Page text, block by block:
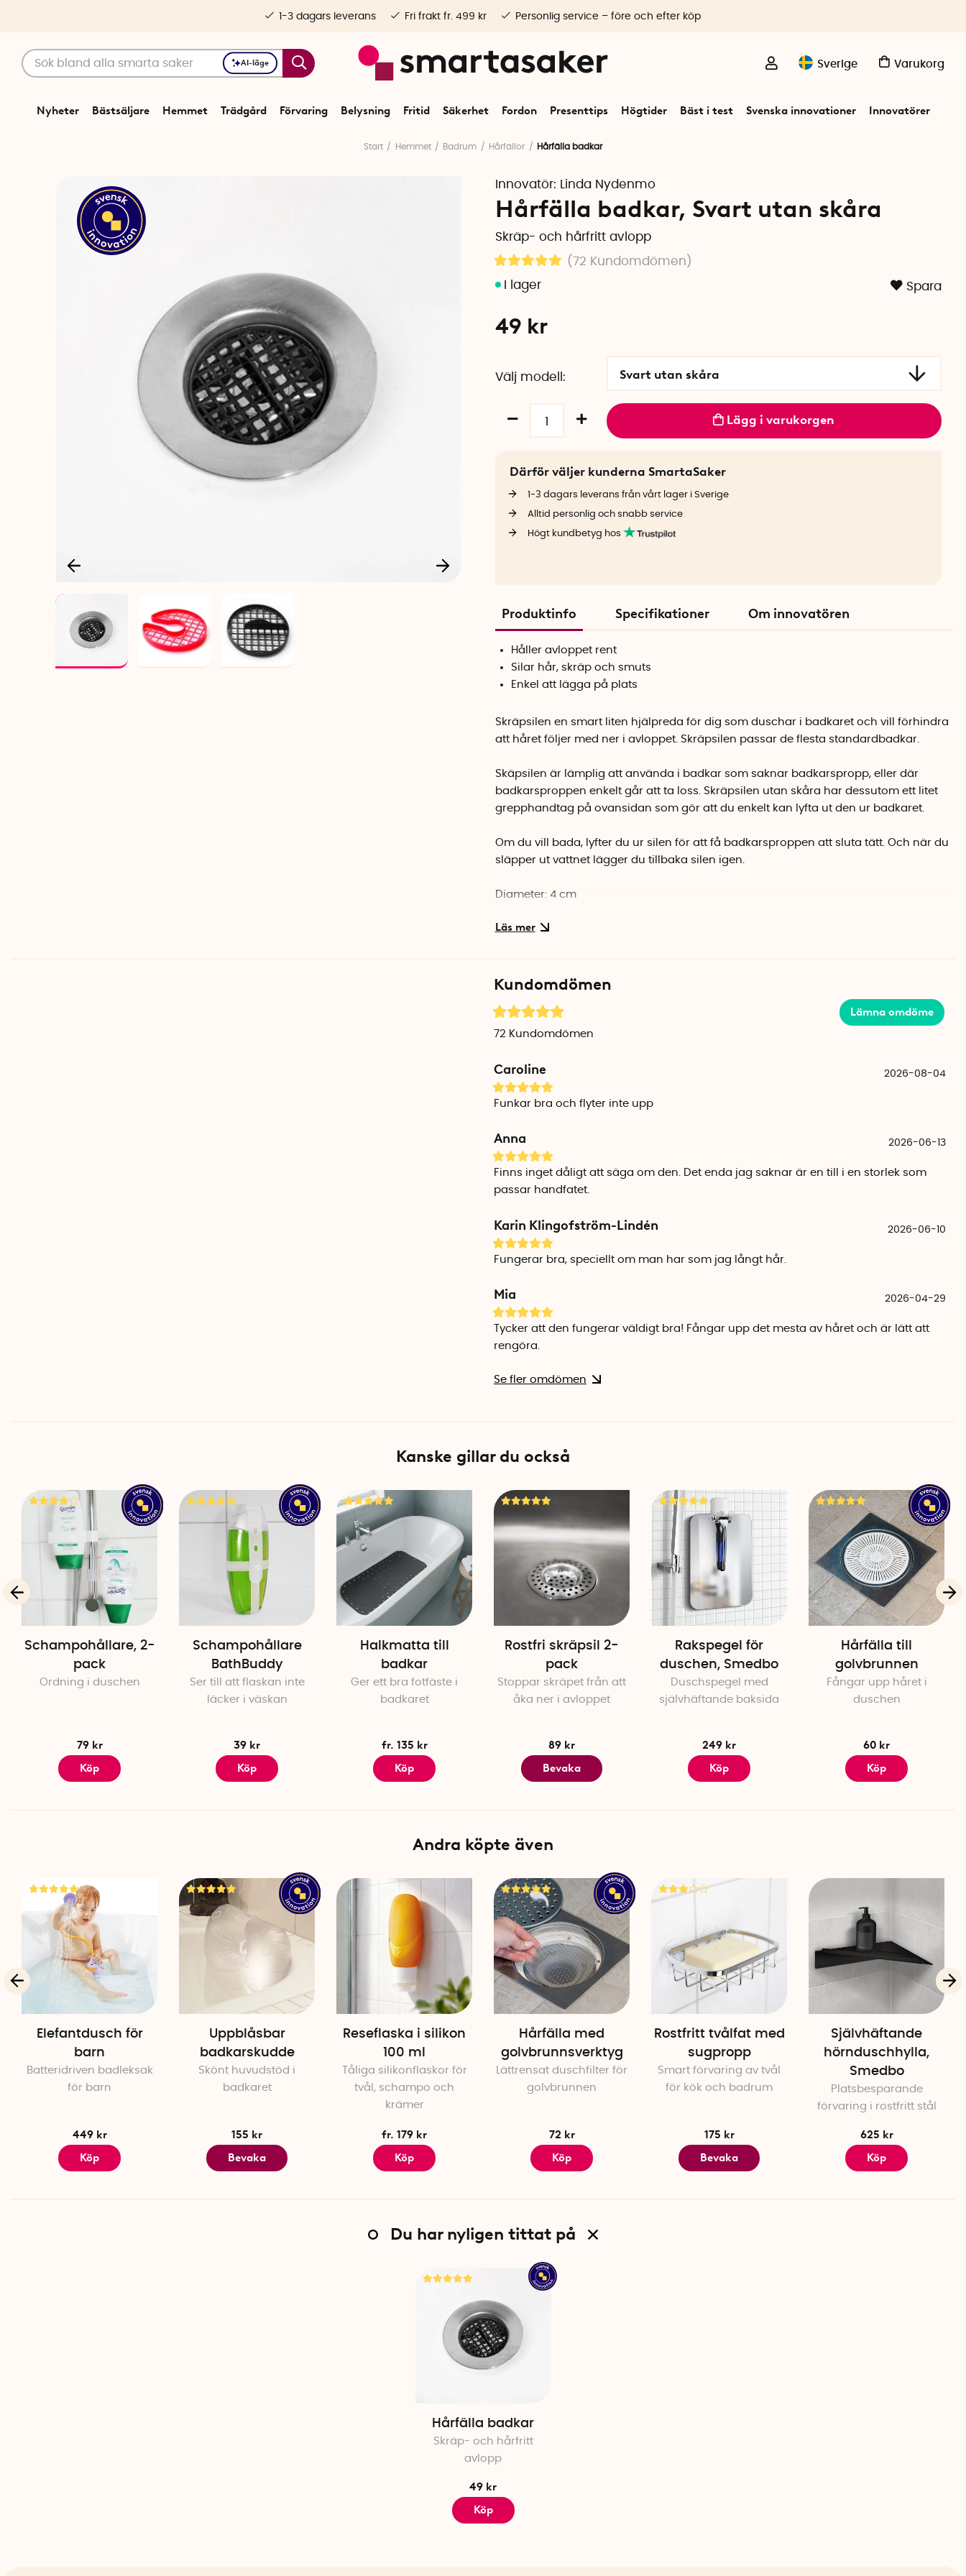
AI-läge Sverige Varukorg
Nyheter Bästsäljare Hemmet Trädgård Förvaring Belysning Fritid Säkerhet Fordon Presenttips Högtider Bäst i test Svenska innovationer Innovatörer
1-3 dagars leverans Fri frakt fr. 499 kr Personlig service – före och efter köp
Start Hemmet Badrum Hårfällor Hårfälla badkar
Innovatör: Linda Nydenmo
Hårfälla badkar, Svart utan skåra
Skräp- och hårfritt avlopp
(72 Kundomdömen )
Spara
49 kr
Välj modell Svart utan skåra
Lägg i varukorgen
Därför väljer kunderna SmartaSaker
1-3 dagars leverans från vårt lager i Sverige
Alltid personlig och snabb service
Högt kundbetyg hos
Produktinfo Specifikationer Om innovatören
Håller avloppet rent
Silar hår, skräp och smuts
Enkel att lägga på plats
Skräpsilen en smart liten hjälpreda för dig som duschar i badkaret och vill förhindra
att håret följer med ner i avloppet. Skräpsilen passar de flesta standardbadkar.
Skäpsilen är lämplig att använda i badkar som saknar badkarspropp, eller där
badkarsproppen enkelt går att ta loss. Skräpsilen utan skåra har dessutom ett litet
grepphandtag på ovansidan som gör att du enkelt kan lyfta ut den ur badkaret.
Om du vill bada, lyfter du ur silen för att få badkarsproppen att sluta tätt. Och när du
släpper ut vattnet lägger du tillbaka silen igen.
Diameter: 4 cm
Kundomdömen
Lämna omdöme
72 Kundomdömen
Caroline 2026-08-04
Funkar bra och flyter inte upp
Anna 2026-06-13
Finns inget dåligt att säga om den. Det enda jag saknar är en till i en storlek som
passar handfatet.
Karin Klingofström-Lindén 2026-06-10
Fungerar bra, speciellt om man har som jag långt hår.
Mia 2026-04-29
Tycker att den fungerar väldigt bra! Fångar upp det mesta av håret och är lätt att
rengöra.
Se fler omdömen
Kanske gillar du också
Schampohållare, 2-
pack
Ordning i duschen
79 kr
Köp
Schampohållare
BathBuddy
Ser till att flaskan inte
läcker i väskan
39 kr
Köp
Halkmatta till
badkar
Ger ett bra fotfäste i
badkaret
fr. 135 kr
Köp
Rostfri skräpsil 2-
pack
Stoppar skräpet från att
åka ner i avloppet
89 kr
Bevaka
Rakspegel för
duschen, Smedbo
Duschspegel med
självhäftande baksida
249 kr
Köp
Hårfälla till
golvbrunnen
Fångar upp håret i
duschen
60 kr
Köp
Andra köpte även
Elefantdusch för
barn
Batteridriven badleksak
för barn
449 kr
Köp
Uppblåsbar
badkarskudde
Skönt huvudstöd i
badkaret
155 kr
Bevaka
Reseflaska i silikon
100 ml
Tåliga silikonflaskor för
tvål, schampo och
krämer
fr. 179 kr
Köp
Hårfälla med
golvbrunnsverktyg
Lättrensat duschfilter för
golvbrunnen
72 kr
Köp
Rostfritt tvålfat med
sugpropp
Smart förvaring av tvål
för kök och badrum
175 kr
Bevaka
Självhäftande
hörnduschhylla,
Smedbo
Platsbesparande
förvaring i rostfritt stål
625 kr
Köp
Du har nyligen tittat på
Hårfälla badkar
Skräp- och hårfritt
avlopp
49 kr
Köp